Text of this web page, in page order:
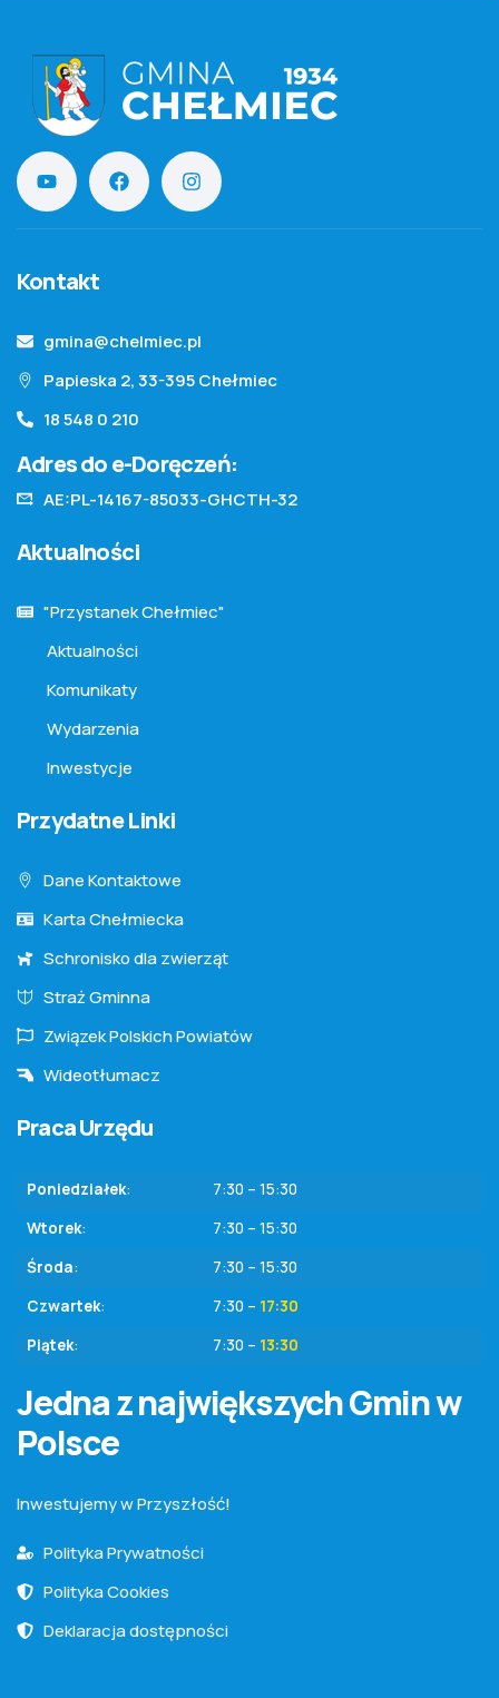
Kontakt
gmina@chelmiec.pl
Papieska 2, 33-395 Chełmiec
18 548 0 210
Adres do e-Doręczeń:
AE:PL-14167-85033-GHCTH-32
Praca Urzędu
Poniedziałek:
7:30 – 15:30
Wtorek:
7:30 – 15:30
Środa:
7:30 – 15:30
Czwartek: 7:30 – 17:30
Piątek: 7:30 – 13:30
Aktualności
"Przystanek Chełmiec"
Aktualności
Komunikaty
Wydarzenia
Inwestycje
Przydatne Linki
Dane Kontaktowe
Karta Chełmiecka
Schronisko dla zwierząt
Straż Gminna
Związek Polskich Powiatów
Wideotłumacz
Jedna z największych Gmin w
Polsce
Inwestujemy w Przyszłość!
Polityka Prywatności
Polityka Cookies
Deklaracja dostępności